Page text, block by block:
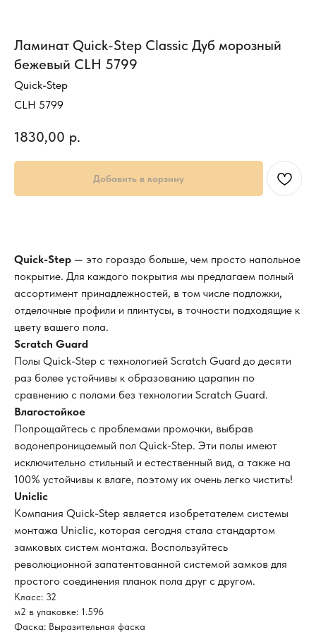
Ламинат Quick-Step Classic Дуб морозный
бежевый CLH 5799
Quick-Step
CLH 5799
1830,00 р.
Добавить в корзину
Quick-Step — это гораздо больше, чем просто напольное
покрытие. Для каждого покрытия мы предлагаем полный
ассортимент принадлежностей, в том числе подложки,
отделочные профили и плинтусы, в точности подходящие к
цвету вашего пола.
Scratch Guard
Полы Quick-Step с технологией Scratch Guard до десяти
раз более устойчивы к образованию царапин по
сравнению с полами без технологии Scratch Guard.
Влагостойкое
Попрощайтесь с проблемами промочки, выбрав
водонепроницаемый пол Quick-Step. Эти полы имеют
исключительно стильный и естественный вид, а также на
100% устойчивы к влаге, поэтому их очень легко чистить!
Uniclic
Компания Quick-Step является изобретателем системы
монтажа Uniclic, которая сегодня стала стандартом
замковых систем монтажа. Воспользуйтесь
революционной запатентованной системой замков для
простого соединения планок пола друг с другом.
Класс: 32
м2 в упаковке: 1.596
Фаска: Выразительная фаска